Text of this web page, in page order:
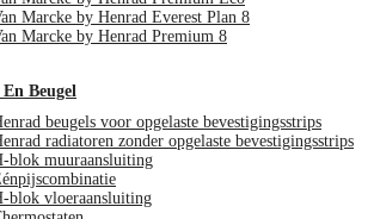
Marcke by Henrad Everest Plan 8
Marcke by Henrad Premium 8
Beugel
beugels voor opgelaste bevestigingsstrips
radiatoren zonder opgelaste bevestigingsstrips
blok muuraansluiting
blok vloeraansluiting